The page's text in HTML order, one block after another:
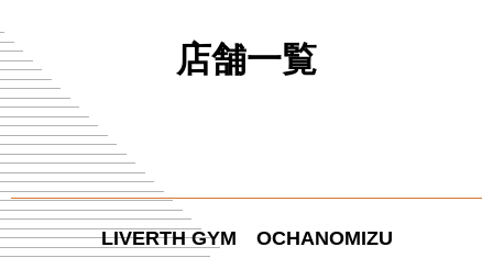
店舗一覧
LIVERTH GYM OCHANOMIZU